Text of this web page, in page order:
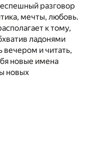
разговор
мечты, любовь.
к тому,
ладонями
и читать,
новые имена
новых